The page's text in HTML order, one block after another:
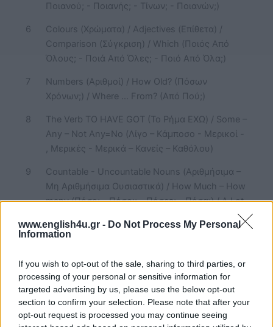
www.english4u.gr - Do Not Process My Personal
Information
If you wish to opt-out of the sale, sharing to third parties, or
processing of your personal or sensitive information for
targeted advertising by us, please use the below opt-out
section to confirm your selection. Please note that after your
opt-out request is processed you may continue seeing
Ποιανού; - Ποιανής; - Τίνων; - Ποιανών;)
6
Colours (Χρώματα) / Adjectives (Επίθετα) /
Comparison (Σύγκριση) / Which (Ποιός Από
Όλους; - Ποιά Από Όλες; - Ποιό Από Όλα;)
7
Numbers (Αριθμοί) / How Old? (Πόσων
Χρόνων;) / Where ... From? (Από Πού;)
8
The Verb TO HAVE GOT (Το Ρήμα ΕΧΩ) / Some –
Any – Not Any=No (Λίγο – Κάμποσο - Μερικοί -
, Μερικές - Μερικά – Κανείς – Καθόλου)
9
Countable - Uncountable Nouns (Αριθμήσιμα –
Μη Αριθμήσιμα Ουσιαστικά) / How Much – How
many (Πόσο; - Πόσοι; - Πόσρε; - Πόσα;) / A Lot
10
The Auxiliary Verbs MUST - CAN (Τα Βοηθητικά
11
Imperative (Προστακτική) / Let’s - Don’t(Ας-
Μην)
12
Object - Possessive - Reflexive Pronouns